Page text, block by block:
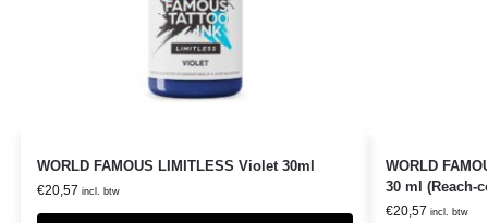
WORLD FAMOUS LIMITLESS Violet 30ml
€20,57 incl. btw
WORLD
30 ml (Reach-
€20,57 incl. btw